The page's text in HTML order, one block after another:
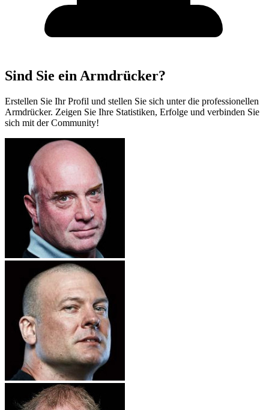
Sind Sie ein Armdrücker?
Erstellen Sie Ihr Profil und stellen Sie sich unter die professionellen
Armdrücker. Zeigen Sie Ihre Statistiken, Erfolge und verbinden Sie
sich mit der Community!